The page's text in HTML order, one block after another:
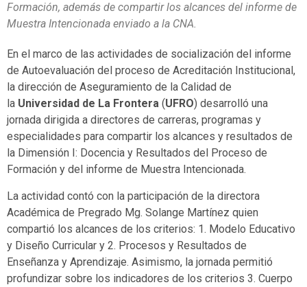
Formación, además de compartir los alcances del informe de
Muestra Intencionada enviado a la CNA.
En el marco de las actividades de socialización del informe
de Autoevaluación del proceso de Acreditación Institucional,
la dirección de Aseguramiento de la Calidad de
la Universidad de La Frontera (UFRO) desarrolló una
jornada dirigida a directores de carreras, programas y
especialidades para compartir los alcances y resultados de
la Dimensión I: Docencia y Resultados del Proceso de
Formación y del informe de Muestra Intencionada.
La actividad contó con la participación de la directora
Académica de Pregrado Mg. Solange Martínez quien
compartió los alcances de los criterios: 1. Modelo Educativo
y Diseño Curricular y 2. Procesos y Resultados de
Enseñanza y Aprendizaje. Asimismo, la jornada permitió
profundizar sobre los indicadores de los criterios 3. Cuerpo